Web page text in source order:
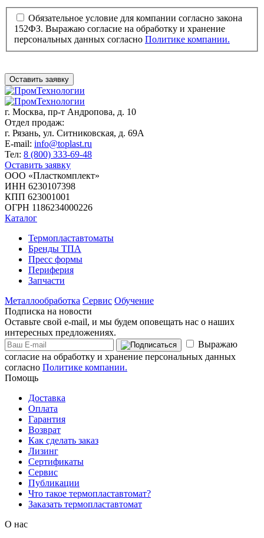
Обязательное условие для компании согласно закона
152ФЗ. Выражаю согласие на обработку и хранение
персональных данных согласно Политике компании.
Оставить заявку
г. Москва, пр-т Андропова, д. 10
Отдел продаж:
г. Рязань, ул. Ситниковская, д. 69А
E-mail: info@toplast.ru
Тел: 8 (800) 333-69-48
Оставить заявку
ООО «Пласткомплект»
ИНН 6230107398
КПП 623001001
ОГРН 1186234000226
Каталог
Термопластавтоматы
Бренды ТПА
Пресс формы
Периферия
Запчасти
Металлообработка Сервис Обучение
Подписка на новости
Оставьте свой e-mail, и мы будем оповещать нас о наших
интересных предложениях.
Выражаю
согласие на обработку и хранение персональных данных
согласно Политике компании.
Помощь
Доставка
Оплата
Гарантия
Возврат
Как сделать заказ
Лизинг
Сертификаты
Сервис
Публикации
Что такое термопластавтомат?
Заказать термопластавтомат
О нас